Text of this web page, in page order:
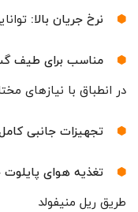
نرخ جریان بالا:
مناسب برای طیف
در انطباق با نیازهای
تجهیزات جانبی
تغذیه هوای پایلوت
طریق ریل منیفولد